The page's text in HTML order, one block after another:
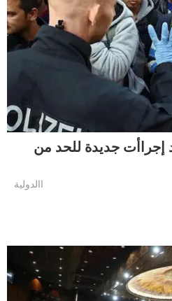
إجراأت جديدة للحد من
االدولية